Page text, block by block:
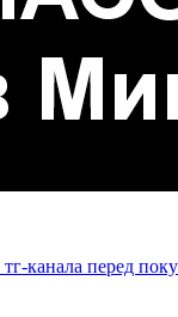
канала перед